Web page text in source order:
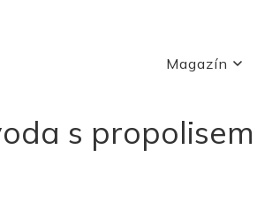
Magazín
s